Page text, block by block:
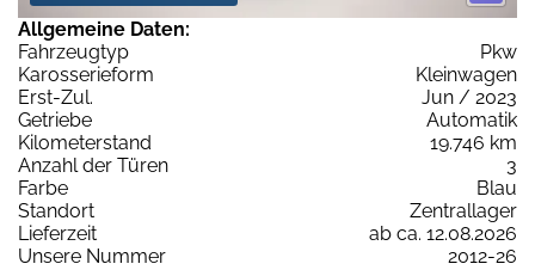
Allgemeine Daten:
Fahrzeugtyp
Pkw
Karosserieform
Kleinwagen
Erst-Zul.
Jun / 2023
Getriebe
Automatik
Kilometerstand
19.746 km
Anzahl der Türen
3
Farbe
Blau
Standort
Zentrallager
Lieferzeit
ab ca. 12.08.2026
Unsere Nummer
2012-26